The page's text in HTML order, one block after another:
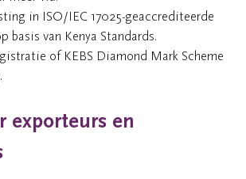
in ISO/IEC 17025-geaccrediteerde
basis van Kenya Standards.
of KEBS Diamond Mark Scheme
exporteurs en